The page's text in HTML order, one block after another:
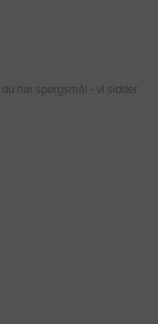
du har spørgsmål - vi sidder